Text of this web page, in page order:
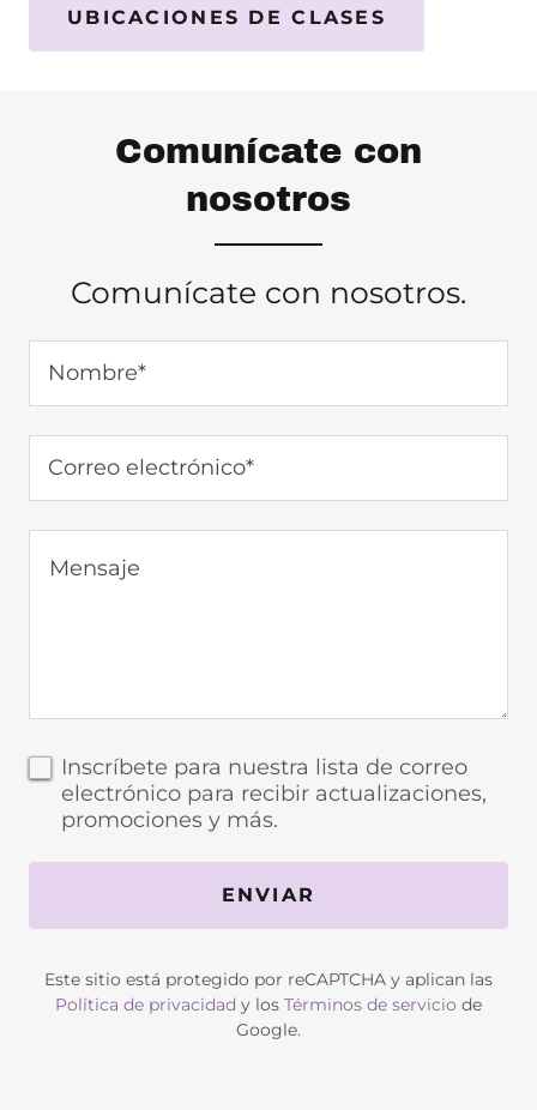
UBICACIONES DE CLASES
Comunícate con
nosotros
Comunícate con nosotros.
Nombre*
Correo electrónico*
Inscríbete para nuestra lista de correo
electrónico para recibir actualizaciones,
promociones y más.
ENVIAR
Este sitio está protegido por reCAPTCHA y aplican las
Política de privacidad y los Términos de servicio de
Google.